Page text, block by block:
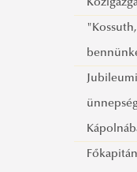
2016
NKE
2015
NKE
2014